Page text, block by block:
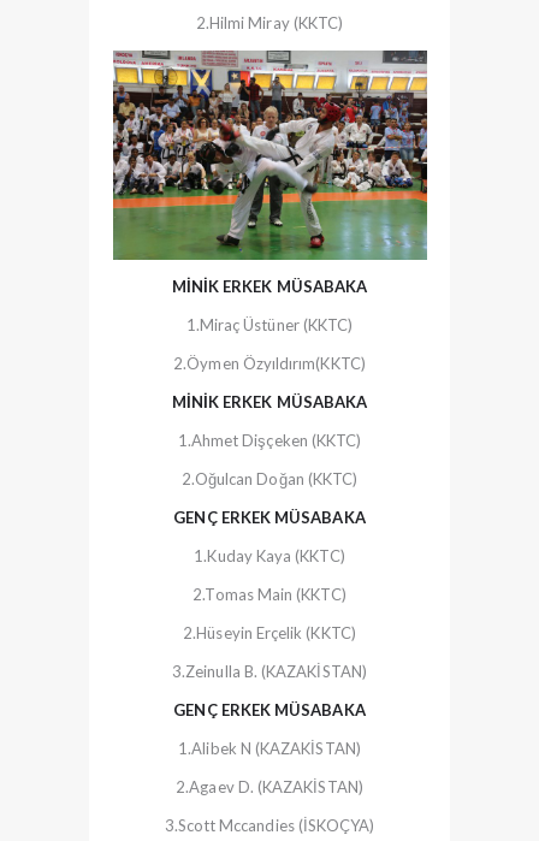
2.Hilmi Miray (KKTC)
MİNİK ERKEK MÜSABAKA
1.Miraç Üstüner (KKTC)
2.Öymen Özyıldırım(KKTC)
MİNİK ERKEK MÜSABAKA
1.Ahmet Dişçeken (KKTC)
2.Oğulcan Doğan (KKTC)
GENÇ ERKEK MÜSABAKA
1.Kuday Kaya (KKTC)
2.Tomas Main (KKTC)
2.Hüseyin Erçelik (KKTC)
3.Zeinulla B. (KAZAKİSTAN)
GENÇ ERKEK MÜSABAKA
1.Alibek N (KAZAKİSTAN)
2.Agaev D. (KAZAKİSTAN)
3.Scott Mccandies (İSKOÇYA)